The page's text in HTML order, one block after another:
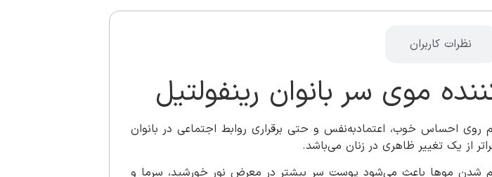
نظرات کاربران
موی سر بانوان رینفولتیل
احساس خوب، اعتمادبه‌نفس و حتی برقراری روابط اجتماعی در بانوان
از یک تغییر ظاهری در زنان می‌باشد.
شدن موها باعث می‌شود پوست سر بیشتر در معرض نور خورشید، سرما و